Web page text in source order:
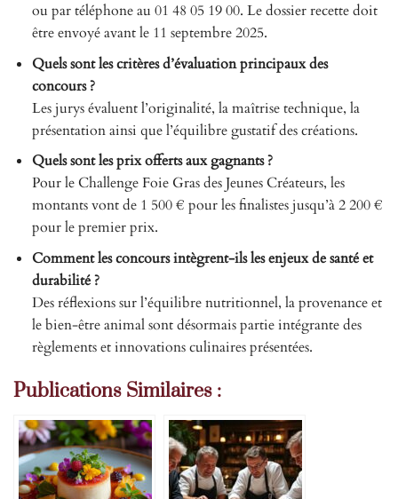
ou par téléphone au 01 48 05 19 00. Le dossier recette doit
être envoyé avant le 11 septembre 2025.
Quels sont les critères d’évaluation principaux des
concours ?
Les jurys évaluent l’originalité, la maîtrise technique, la
présentation ainsi que l’équilibre gustatif des créations.
Quels sont les prix offerts aux gagnants ?
Pour le Challenge Foie Gras des Jeunes Créateurs, les
montants vont de 1 500 € pour les finalistes jusqu’à 2 200 €
pour le premier prix.
Comment les concours intègrent-ils les enjeux de santé et
durabilité ?
Des réflexions sur l’équilibre nutritionnel, la provenance et
le bien-être animal sont désormais partie intégrante des
règlements et innovations culinaires présentées.
Publications Similaires :